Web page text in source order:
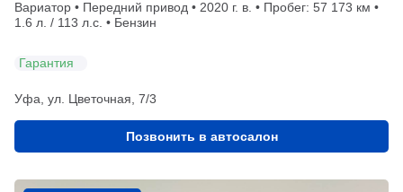
Вариатор • Передний привод • 2020 г. в. • Пробег: 57 173 км •
1.6 л. / 113 л.с. • Бензин
Гарантия
Уфа, ул. Цветочная, 7/3
Позвонить в автосалон